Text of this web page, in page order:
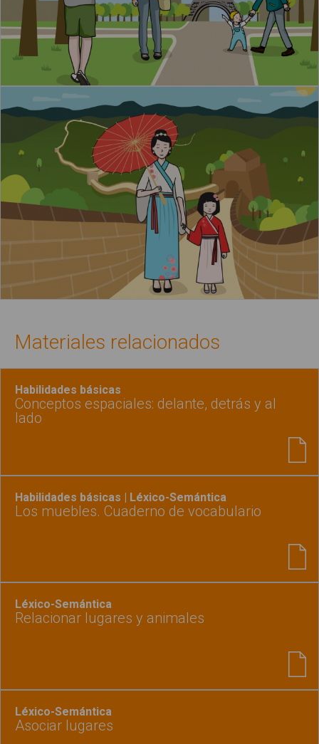
Materiales relacionados
Habilidades básicas
Conceptos espaciales: delante, detrás y al
lado
Habilidades básicas | Léxico-Semántica
Los muebles. Cuaderno de vocabulario
Léxico-Semántica
Relacionar lugares y animales
Léxico-Semántica
Asociar lugares